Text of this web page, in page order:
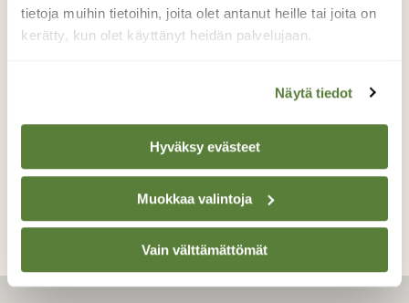
tietoja muihin tietoihin, joita olet antanut heille tai joita on
kerätty, kun olet käyttänyt heidän palvelujaan.
Näytä tiedot
Hyväksy evästeet
Muokkaa valintoja
Vain välttämättömät
Pieni ja tumma kuoriainen lehdellä.
TAKAISIN LISTAAN